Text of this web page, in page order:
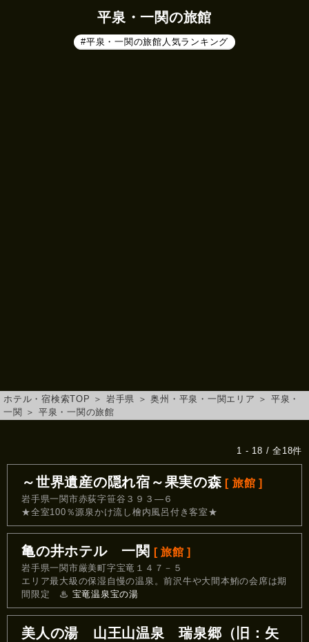
平泉・一関の旅館
#平泉・一関の旅館人気ランキング
ホテル・宿検索TOP ＞ 岩手県 ＞奥州・平泉・一関エリア ＞ 平泉・
一関 ＞ 平泉・一関の旅館
1 - 18 / 全18件
～世界遺産の隠れ宿～果実の森 [ 旅館 ]
岩手県一関市赤荻字笹谷３９３―６
★全室100％源泉かけ流し檜内風呂付き客室★
亀の井ホテル 一関 [ 旅館 ]
岩手県一関市厳美町字宝竜１４７－５
エリア最大級の保湿自慢の温泉。前沢牛や大間本鮪の会席は期
間限定 ♨ 宝竜温泉宝の湯
美人の湯 山王山温泉 瑞泉郷（旧：矢